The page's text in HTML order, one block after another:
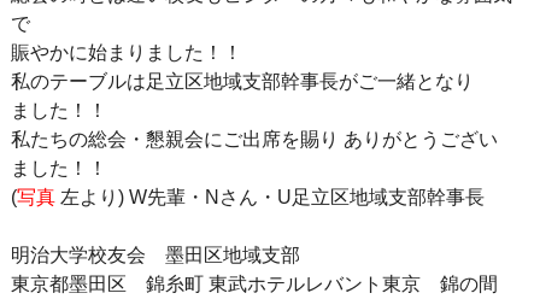
で
賑やかに始まりました！！
私のテーブルは足立区地域支部幹事長がご一緒となり
ました！！
私たちの総会・懇親会にご出席を賜り ありがとうござい
ました！！
(写真 左より) W先輩・Nさん・U足立区地域支部幹事長
明治大学校友会 墨田区地域支部
東京都墨田区 錦糸町 東武ホテルレバント東京 錦の間